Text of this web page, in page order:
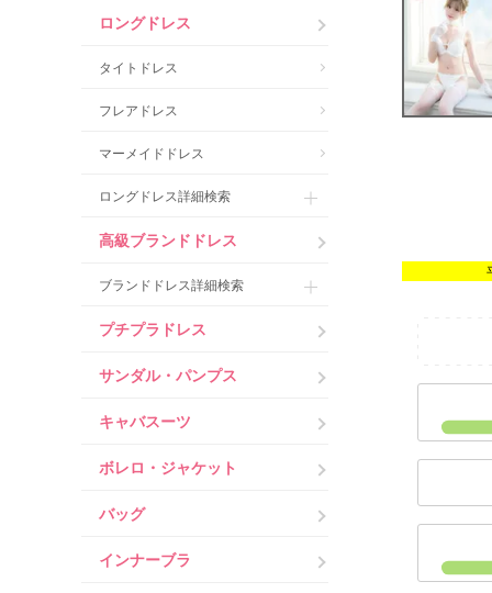
ロングドレス
タイトドレス
フレアドレス
マーメイドドレス
ロングドレス詳細検索
高級ブランドドレス
ブランドドレス詳細検索
プチプラドレス
サンダル・パンプス
キャバスーツ
ボレロ・ジャケット
バッグ
インナーブラ